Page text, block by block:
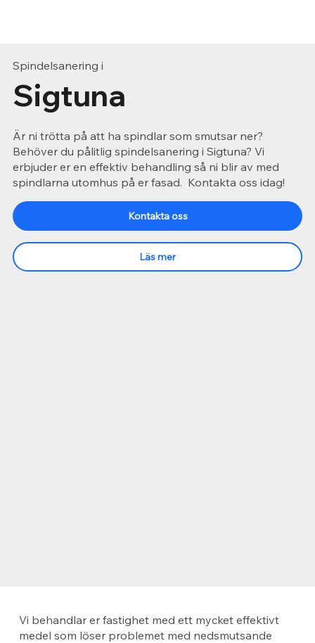
Är ni trötta på att ha spindlar som smutsar ner?
Behöver du pålitlig spindelsanering i Sigtuna? Vi
erbjuder er en effektiv behandling så ni blir av med
spindlarna utomhus på er fasad. Kontakta oss idag!
Sigtuna
Spindelsanering i
Kontakta oss
Läs mer
Vi behandlar er fastighet med ett mycket effektivt
medel som löser problemet med nedsmutsande